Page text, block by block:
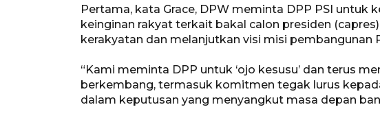
Pertama, kata Grace, DPW meminta DPP PSI untuk
keinginan rakyat terkait bakal calon presiden
kerakyatan dan melanjutkan visi misi pembangunan
“Kami meminta DPP untuk ‘ojo kesusu’ dan terus
berkembang, termasuk komitmen tegak lurus
dalam keputusan yang menyangkut masa depan